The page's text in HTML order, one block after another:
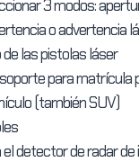
3 modos:
o advertencia
las pistolas láser
para matrícula
(también SUV)
detector de radar de